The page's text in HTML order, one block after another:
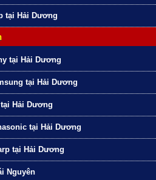
tại Hải Dương
tại Hải Dương
tại Hải Dương
Hải Dương
tại Hải Dương
tại Hải Dương
Nguyên